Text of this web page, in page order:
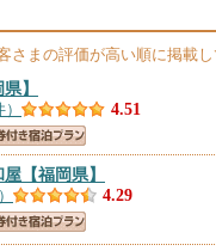
さまの評価が高い順に掲載し
】
4.51
屋 【福岡県】
4.29